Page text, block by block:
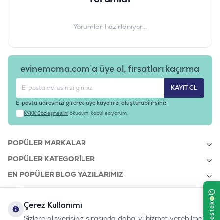
Yorumlar hazırlanıyor...
evinemama.com’a üye ol, fırsatları kaçırma
KAYIT OL
E-posta adresinizi girerek üye kaydınızı oluşturabilirsiniz.
KVKK Sözleşmesi'ni okudum, kabul ediyorum.
POPÜLER MARKALAR
POPÜLER KATEGORILER
EN POPÜLER BLOG YAZILARIMIZ
KURUMSAL
Çerez Kullanımı
Sizlere alışverişiniz sırasında daha iyi hizmet verebilmek